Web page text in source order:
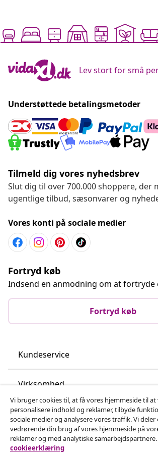
Lev stort for små
Understøttede betalingsmetoder
Tilmeld dig vores nyhedsbrev
Slut dig til over 700.000 shoppere, der
ugentlige tilbud, sæsonvarer og
Vores konti på sociale medier
Fortryd køb
Indsend en anmodning om at fortryde
Fortryd køb
Kundeservice
Virksomhed
vidaXL
Opdag mere
Vi bruger cookies til, at få vores hjemmeside til
personalisere indhold og reklamer, tilbyde
sociale medier og analysere vores traffik. Vi
vedrørende din brug af vores hjemmeside på
reklamer og med analytiske samarbejdspartnere.
cookieerklæring